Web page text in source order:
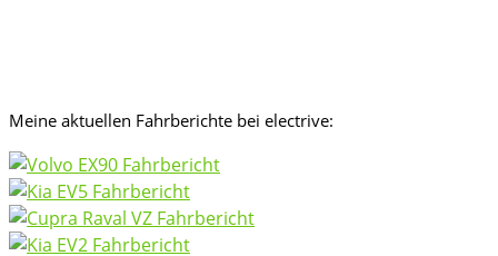
Meine aktuellen Fahrberichte bei electrive: